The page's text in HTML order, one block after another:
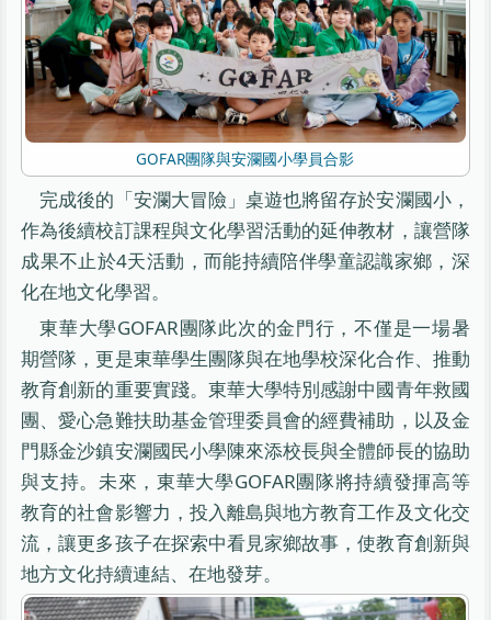
GOFAR團隊與安瀾國小學員合影
完成後的「安瀾大冒險」桌遊也將留存於安瀾國小，
作為後續校訂課程與文化學習活動的延伸教材，讓營隊
成果不止於4天活動，而能持續陪伴學童認識家鄉，深
化在地文化學習。
東華大學GOFAR團隊此次的金門行，不僅是一場暑
期營隊，更是東華學生團隊與在地學校深化合作、推動
教育創新的重要實踐。東華大學特別感謝中國青年救國
團、愛心急難扶助基金管理委員會的經費補助，以及金
門縣金沙鎮安瀾國民小學陳來添校長與全體師長的協助
與支持。未來，東華大學GOFAR團隊將持續發揮高等
教育的社會影響力，投入離島與地方教育工作及文化交
流，讓更多孩子在探索中看見家鄉故事，使教育創新與
地方文化持續連結、在地發芽。